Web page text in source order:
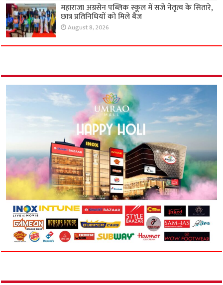
महाराजा अग्रसेन पब्लिक स्कूल में सजे नेतृत्व के सितारे,
छात्र प्रतिनिधियों को मिले बैज
August 8, 2026